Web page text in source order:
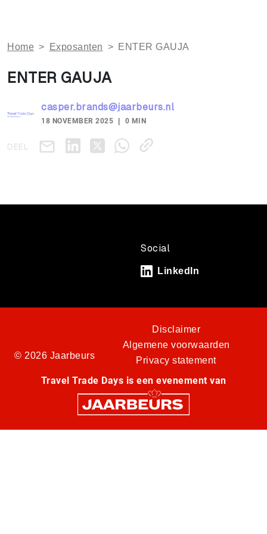
Home > Exposanten > ENTER GAUJA
ENTER GAUJA
casper.brands@jaarbeurs.nl
18 NOVEMBER 2025 0 MIN
DEEL
Social
LinkedIn
© 2026 Jaarbeurs
Disclaimer
Algemene voorwaarden
Privacy statement
Travel Trade Days is een evenement van